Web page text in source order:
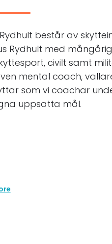
består av
Rydhult med
civilt samt
mental coach,
som vi coachar
uppsatta mål.